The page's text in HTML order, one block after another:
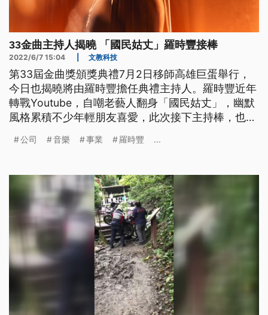
33金曲主持人揭曉 「國民姑丈」羅時豐接棒
2022/6/7 15:04 文教科技
第33屆金曲獎頒獎典禮7月2日移師高雄巨蛋舉行，
今日也揭曉將由羅時豐擔任典禮主持人。羅時豐近年
轉戰Youtube，自嘲老藝人翻身「國民姑丈」，幽默
風格累積不少年輕朋友喜愛，此次接下主持棒，也讓
公司 音樂 事業 羅時豐 ...